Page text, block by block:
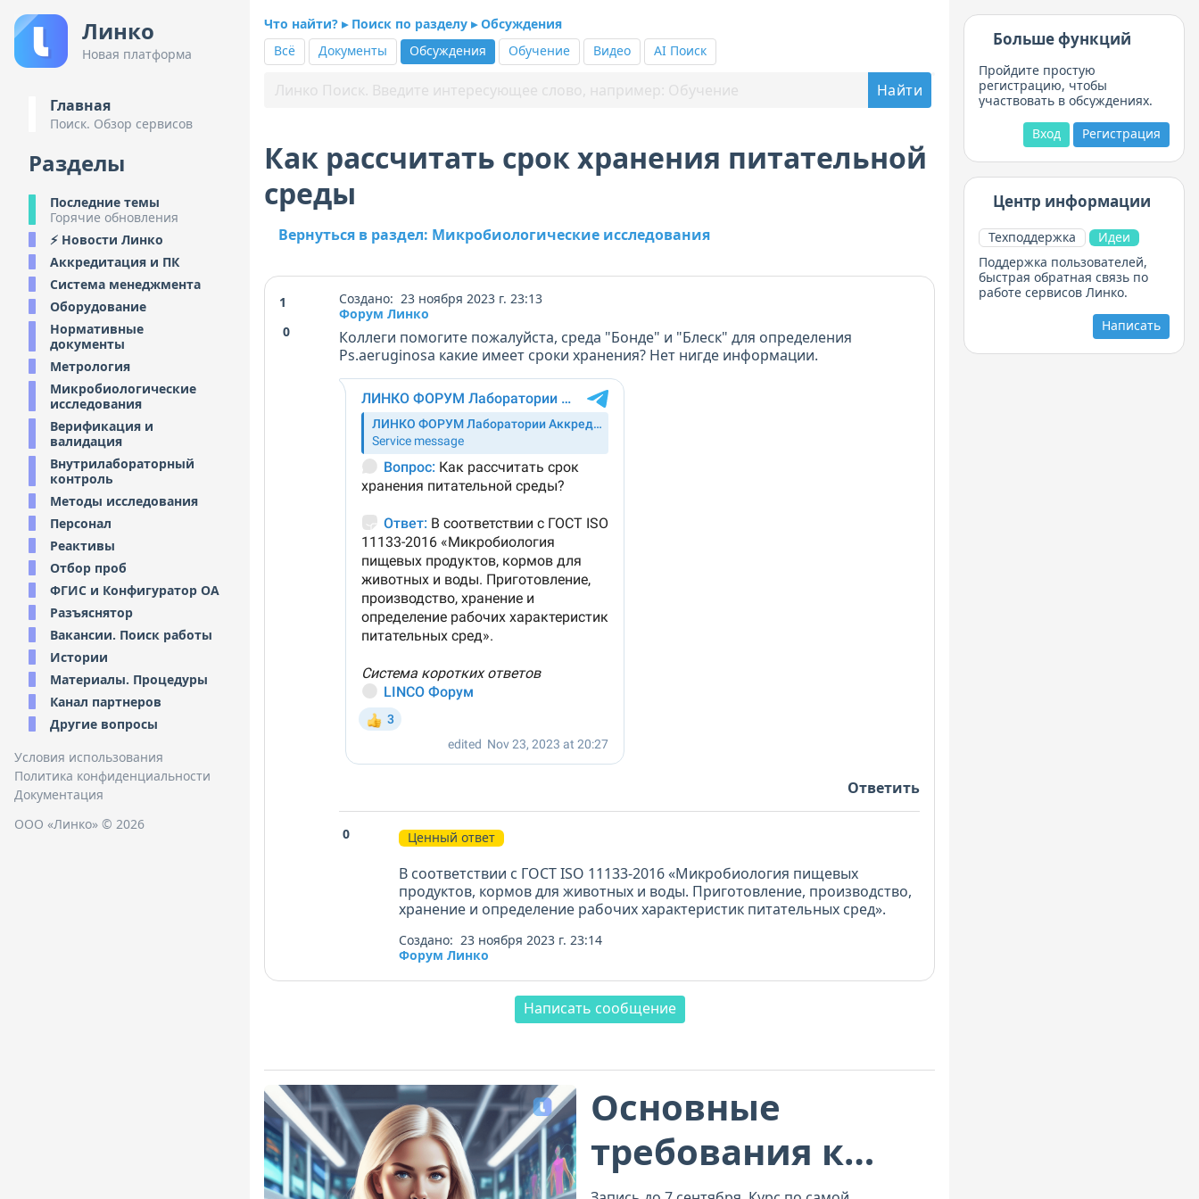
Линко
Новая платформа
Главная
Поиск. Обзор сервисов
Разделы
Последние темы
Горячие обновления
⚡ Новости Линко
Аккредитация и ПК
Система менеджмента
Оборудование
Нормативные
документы
Метрология
Микробиологические
исследования
Верификация и
валидация
Внутрилабораторный
контроль
Методы исследования
Персонал
Реактивы
Отбор проб
ФГИС и Конфигуратор ОА
Разъяснятор
Вакансии. Поиск работы
Истории
Материалы. Процедуры
Канал партнеров
Другие вопросы
Условия использования
Политика конфиденциальности
Документация
ООО «Линко» © 2026
Что найти? ▸ Поиск по разделу ▸ Обсуждения
Всё
Документы Обсуждения Обучение Видео AI Поиск
Как рассчитать срок хранения питательной
среды
Вернуться в раздел: Микробиологические исследования
1
0
Создано: 23 ноября 2023 г. 23:13
Форум Линко
Коллеги помогите пожалуйста, среда "Бонде" и "Блеск" для определения
Ps.aeruginosa какие имеет сроки хранения? Нет нигде информации.
Ответить
0 Ценный ответ
В соответствии с ГОСТ ISO 11133-2016 «Микробиология пищевых
продуктов, кормов для животных и воды. Приготовление, производство,
хранение и определение рабочих характеристик питательных сред».
Создано: 23 ноября 2023 г. 23:14
Форум Линко
Написать сообщение
Основные
требования к
Больше функций
Пройдите простую
регистрацию, чтобы
участвовать в обсуждениях.
Регистрация
Вход
Центр информации
Техподдержка
Идеи
Поддержка пользователей,
быстрая обратная связь по
работе сервисов Линко.
Написать